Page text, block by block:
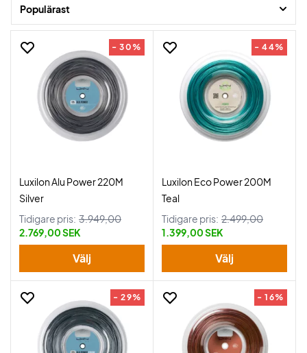
Populärast
- 30%
Luxilon Alu Power 220M
Silver
Tidigare pris: 3.949,00
2.769,00 SEK
Välj
- 44%
Luxilon Eco Power 200M
Teal
Tidigare pris: 2.499,00
1.399,00 SEK
Välj
- 29% - 16%